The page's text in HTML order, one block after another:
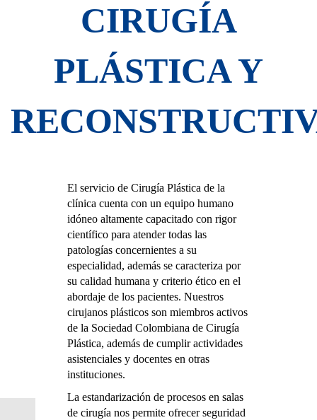
CIRUGÍA
PLÁSTICA Y
El servicio de Cirugía Plástica de la
clínica cuenta con un equipo humano
idóneo altamente capacitado con rigor
científico para atender todas las
patologías concernientes a su
especialidad, además se caracteriza por
su calidad humana y criterio ético en el
abordaje de los pacientes. Nuestros
cirujanos plásticos son miembros activos
de la Sociedad Colombiana de Cirugía
Plástica, además de cumplir actividades
asistenciales y docentes en otras
instituciones.
La estandarización de procesos en salas
de cirugía nos permite ofrecer seguridad